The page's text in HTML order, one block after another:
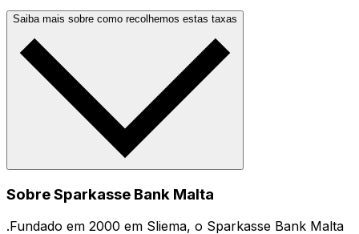
Saiba mais sobre como recolhemos estas taxas
Sobre Sparkasse Bank Malta
.Fundado em 2000 em Sliema, o Sparkasse Bank Malta